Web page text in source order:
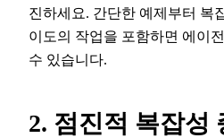
진하세요. 간단한 예제부터 복
이도의 작업을 포함하면 에이
수 있습니다.
2. 점진적 복잡성